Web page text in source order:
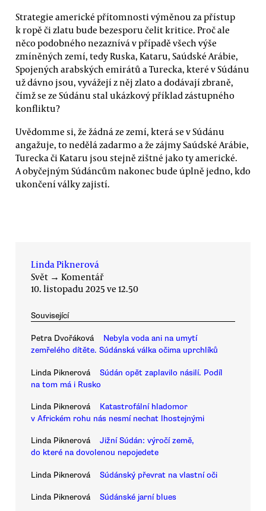
Strategie americké přítomnosti výměnou za přístup
k ropě či zlatu bude bezesporu čelit kritice. Proč ale
něco podobného nezaznívá v případě všech výše
zmíněných zemí, tedy Ruska, Kataru, Saúdské Arábie,
Spojených arabských emirátů a Turecka, které v Súdánu
už dávno jsou, vyvážejí z něj zlato a dodávají zbraně,
čímž se ze Súdánu stal ukázkový příklad zástupného
konfliktu?
Uvědomme si, že žádná ze zemí, která se v Súdánu
angažuje, to nedělá zadarmo a že zájmy Saúdské Arábie,
Turecka či Kataru jsou stejně zištné jako ty americké.
A obyčejným Súdáncům nakonec bude úplně jedno, kdo
ukončení války zajistí.
Linda Piknerová
Svět → Komentář
10. listopadu 2025 ve 12.50
Související
Petra Dvořáková
Nebyla voda ani na umytí
zemřelého dítěte. Súdánská válka očima uprchlíků
Linda Piknerová
Súdán opět zaplavilo násilí. Podíl
na tom má i Rusko
Linda Piknerová
Katastrofální hladomor
v Africkém rohu nás nesmí nechat lhostejnými
Linda Piknerová
Jižní Súdán: výročí země,
do které na dovolenou nepojedete
Linda Piknerová Súdánský převrat na vlastní oči
Linda Piknerová Súdánské jarní blues